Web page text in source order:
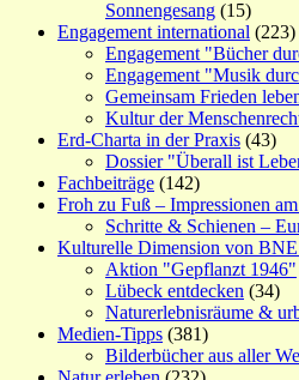
Sonnengesang (15)
Engagement international (223)
Engagement "Bücher
Engagement "Musik
Gemeinsam Frieden
Kultur der
Erd-Charta in der Praxis (43)
Dossier "Überall ist
Fachbeiträge (142)
Froh zu Fuß – Impressionen
Schritte & Schienen –
Kulturelle Dimension von
Aktion "Gepflanzt 1946"
Lübeck entdecken (34)
Naturerlebnisräume &
Medien-Tipps (381)
Bilderbücher aus aller